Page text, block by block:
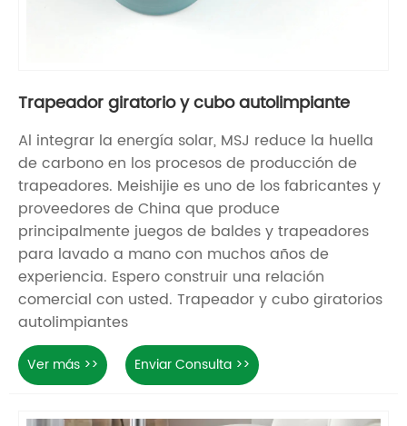
Trapeador giratorio y cubo autolimpiante
Al integrar la energía solar, MSJ reduce la huella
de carbono en los procesos de producción de
trapeadores. Meishijie es uno de los fabricantes y
proveedores de China que produce
principalmente juegos de baldes y trapeadores
para lavado a mano con muchos años de
experiencia. Espero construir una relación
comercial con usted. Trapeador y cubo giratorios
autolimpiantes
Ver más >> Enviar Consulta >>